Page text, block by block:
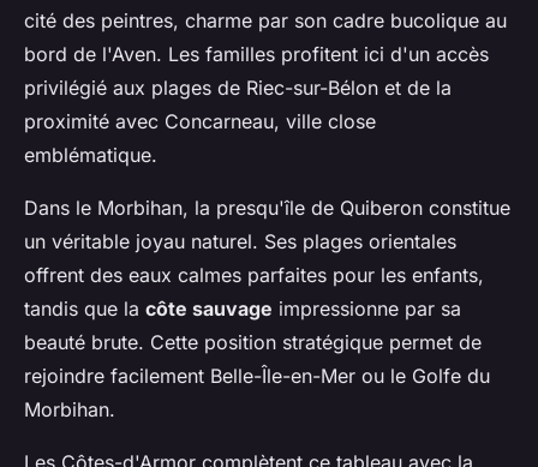
cité des peintres, charme par son cadre bucolique au
bord de l'Aven. Les familles profitent ici d'un accès
privilégié aux plages de Riec-sur-Bélon et de la
proximité avec Concarneau, ville close
emblématique.
Dans le Morbihan, la presqu'île de Quiberon constitue
un véritable joyau naturel. Ses plages orientales
offrent des eaux calmes parfaites pour les enfants,
tandis que la côte sauvage impressionne par sa
beauté brute. Cette position stratégique permet de
rejoindre facilement Belle-Île-en-Mer ou le Golfe du
Morbihan.
Les Côtes-d'Armor complètent ce tableau avec la